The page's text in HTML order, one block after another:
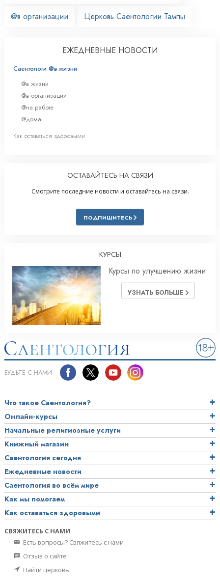
@в организации Церковь Саентологии Тампы
ЕЖЕДНЕВНЫЕ НОВОСТИ
Саентологи @в жизни
@в жизни
@в организации
@на работе
@дома
Как оставаться здоровыми
ОСТАВАЙТЕСЬ НА СВЯЗИ
Смотрите последние новости и оставайтесь на связи.
ПОДПИШИТЕСЬ
КУРСЫ
Курсы по улучшению жизни
УЗНАТЬ БОЛЬШЕ
БУДЬТЕ С НАМИ
Что такое Саентология?
Онлайн-курсы
Начальные религиозные услуги
Книжный магазин
Саентология сегодня
Ежедневные новости
Саентология во всём мире
Как мы помогаем
Как оставаться здоровыми
СВЯЖИТЕСЬ С НАМИ
Есть вопросы? Свяжитесь с нами
Отзыв о сайте
Найти церковь